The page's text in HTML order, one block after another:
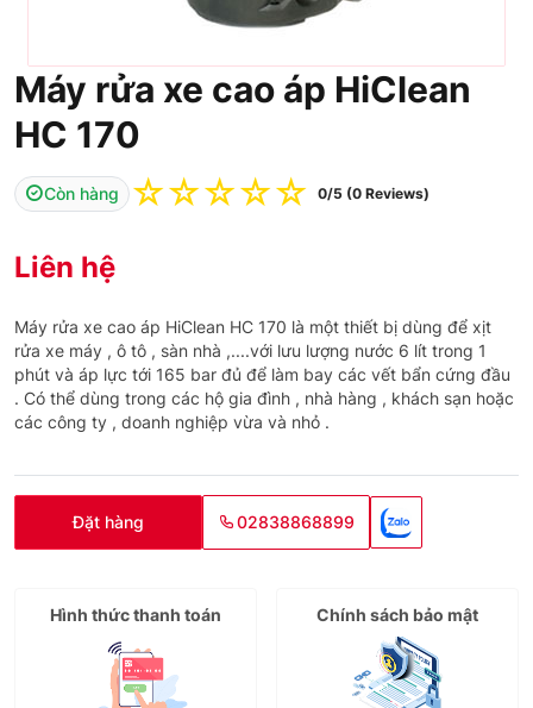
Máy rửa xe cao áp HiClean
HC 170
Còn hàng ☆
☆
☆
☆
☆ 0/5 (0 Reviews)
Liên hệ
Máy rửa xe cao áp HiClean HC 170 là một thiết bị dùng để xịt
rửa xe máy , ô tô , sàn nhà ,....với lưu lượng nước 6 lít trong 1
phút và áp lực tới 165 bar đủ để làm bay các vết bẩn cứng đầu
. Có thể dùng trong các hộ gia đình , nhà hàng , khách sạn hoặc
các công ty , doanh nghiệp vừa và nhỏ .
Đặt hàng 02838868899
Hình thức thanh toán Chính sách bảo mật